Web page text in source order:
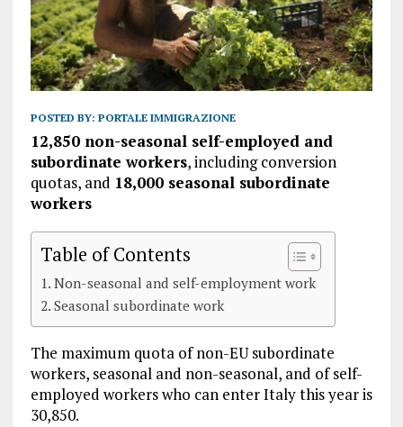
POSTED BY: PORTALE IMMIGRAZIONE
12,850 non-seasonal self-employed and
subordinate workers, including conversion
quotas, and 18,000 seasonal subordinate
workers
Table of Contents
Non-seasonal and self-employment work
Seasonal subordinate work
The maximum quota of non-EU subordinate
workers, seasonal and non-seasonal, and of self-
employed workers who can enter Italy this year is
30,850.